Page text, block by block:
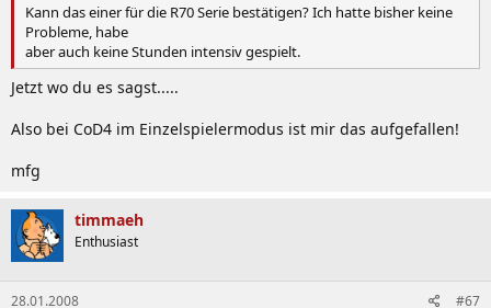
Empfehlungen:
[*] Verwendung des Rightmark RMClock Utility, um den
CPU-Stromverbrauch zu senken: (Auf dem Despina
Download:
Einstellungen automatisch vor)
und ausführen. Dann das Programm sofort wieder
Kann das einer für die R70 Serie bestätigen? Ich hatte bisher keine
Probleme, habe
aber auch keine Stunden intensiv gespielt.
Jetzt wo du es sagst.....
Also bei CoD4 im Einzelspielermodus ist mir das aufgefallen!
mfg
timmaeh
Enthusiast
28.01.2008 #67